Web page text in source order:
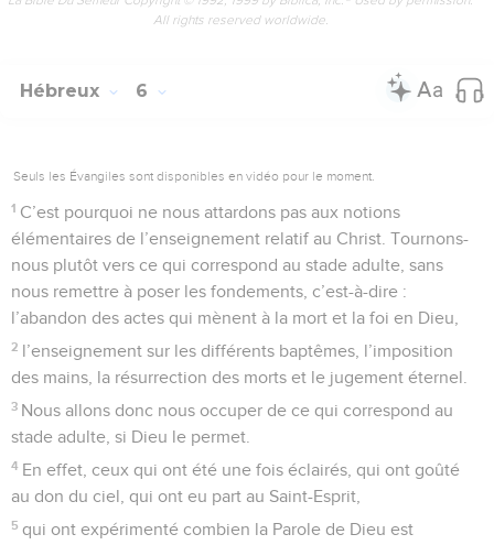
All rights reserved worldwide.
Hébreux 6
Seuls les Évangiles sont disponibles en vidéo pour le moment.
1 C’est pourquoi ne nous attardons pas aux notions
élémentaires de l’enseignement relatif au Christ. Tournons-
nous plutôt vers ce qui correspond au stade adulte, sans
nous remettre à poser les fondements, c’est-à-dire :
l’abandon des actes qui mènent à la mort et la foi en Dieu,
2 l’enseignement sur les différents baptêmes, l’imposition
des mains, la résurrection des morts et le jugement éternel.
3 Nous allons donc nous occuper de ce qui correspond au
stade adulte, si Dieu le permet.
4 En effet, ceux qui ont été une fois éclairés, qui ont goûté
au don du ciel, qui ont eu part au Saint-Esprit,
5 qui ont expérimenté combien la Parole de Dieu est